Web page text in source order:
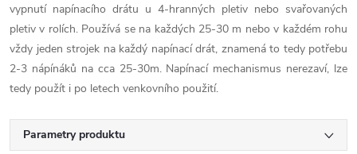
vypnutí napínacího drátu u 4-hranných pletiv nebo svařovaných
pletiv v rolích. Používá se na každých 25-30 m nebo v každém rohu
vždy jeden strojek na každý napínací drát, znamená to tedy potřebu
2-3 nápínáků na cca 25-30m. Napínací mechanismus nerezaví, lze
tedy použít i po letech venkovního použití.
Parametry produktu